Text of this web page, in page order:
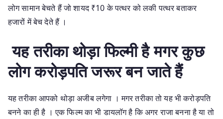
लोग सामान बेचते हैं जो शायद ₹10 के पत्थर को लकी पत्थर बताकर
हजारों में बेच देते हैं ।
यह तरीका थोड़ा फिल्मी है मगर कुछ
लोग करोड़पति जरूर बन जाते हैं
यह तरीका आपको थोड़ा अजीब लगेगा । मगर तरीका तो यह भी करोड़पति
बनने का ही है । एक फिल्म का भी डायलॉग है कि अगर राजा बनना है या तो